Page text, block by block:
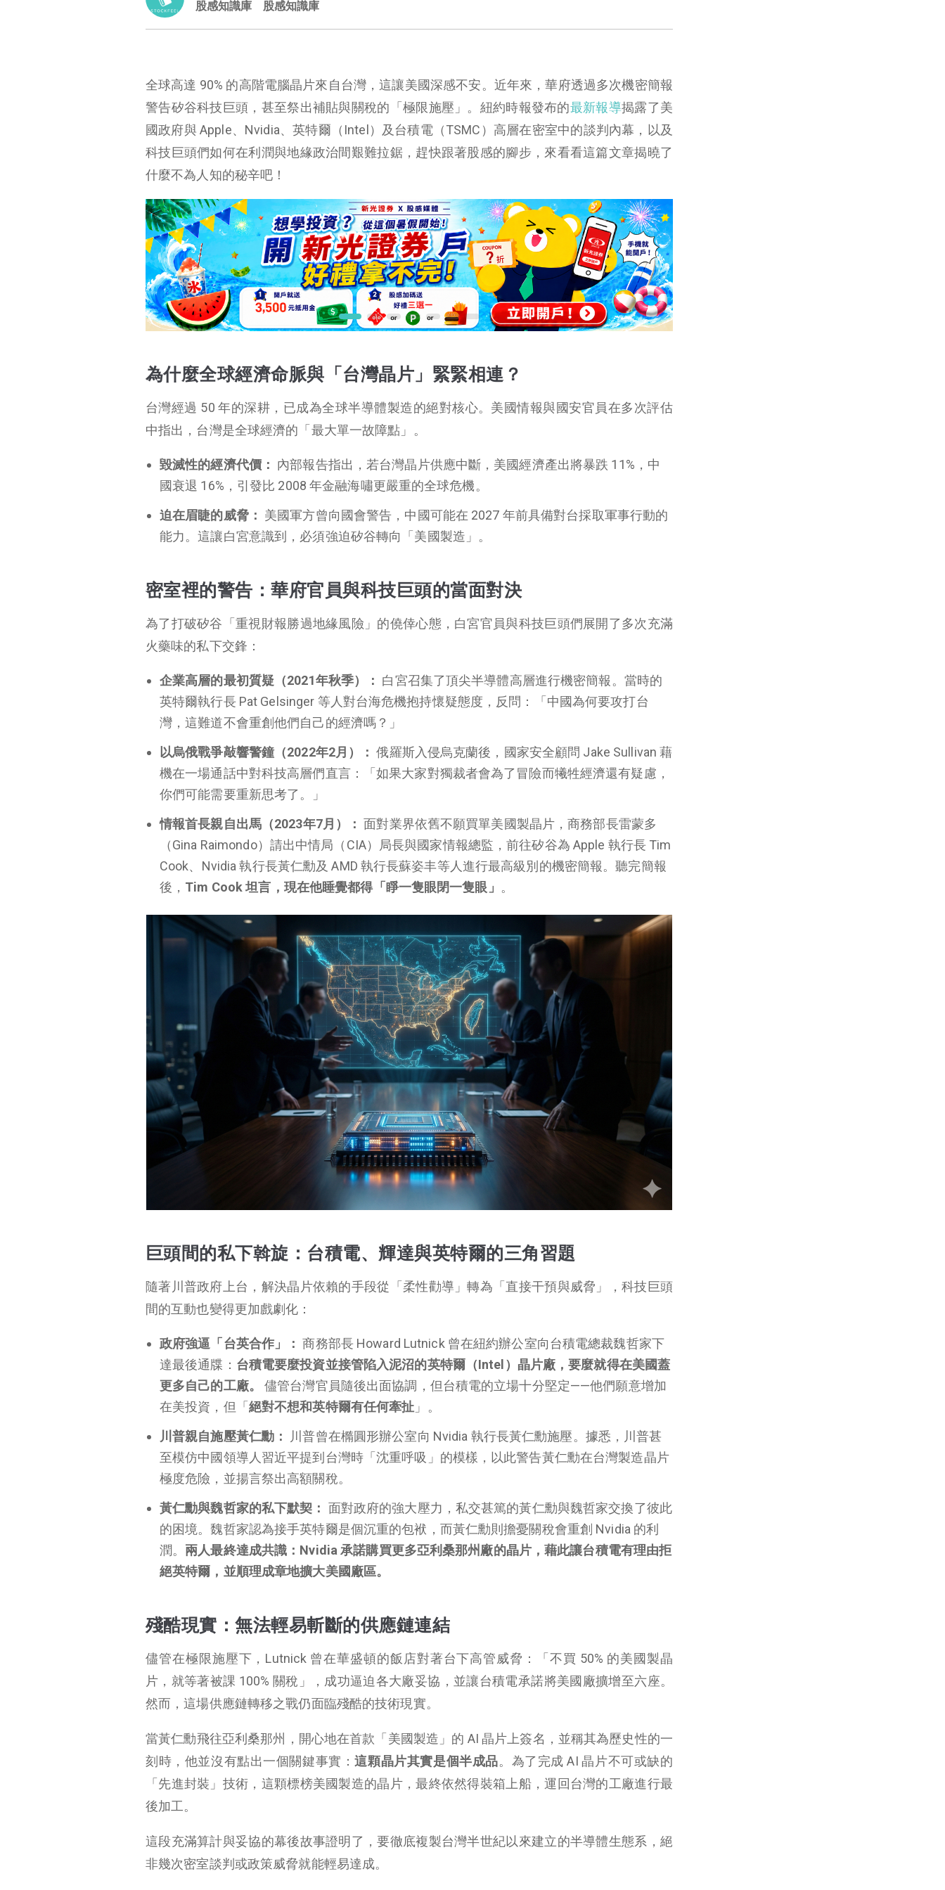
股感知識庫 股感知識庫
全球高達 90% 的高階電腦晶片來自台灣，這讓美國深感不安。近年來，華府透過多次機密簡報
警告矽谷科技巨頭，甚至祭出補貼與關稅的「極限施壓」。紐約時報發布的最新報導揭露了美
國政府與 Apple、Nvidia、英特爾（Intel）及台積電（TSMC）高層在密室中的談判內幕，以及
科技巨頭們如何在利潤與地緣政治間艱難拉鋸，趕快跟著股感的腳步，來看看這篇文章揭曉了
什麼不為人知的秘辛吧！
為什麼全球經濟命脈與「台灣晶片」緊緊相連？
台灣經過 50 年的深耕，已成為全球半導體製造的絕對核心。美國情報與國安官員在多次評估
中指出，台灣是全球經濟的「最大單一故障點」。
毀滅性的經濟代價： 內部報告指出，若台灣晶片供應中斷，美國經濟產出將暴跌 11%，中
國衰退 16%，引發比 2008 年金融海嘯更嚴重的全球危機。
迫在眉睫的威脅： 美國軍方曾向國會警告，中國可能在 2027 年前具備對台採取軍事行動的
能力。這讓白宮意識到，必須強迫矽谷轉向「美國製造」。
密室裡的警告：華府官員與科技巨頭的當面對決
為了打破矽谷「重視財報勝過地緣風險」的僥倖心態，白宮官員與科技巨頭們展開了多次充滿
火藥味的私下交鋒：
企業高層的最初質疑（2021年秋季）： 白宮召集了頂尖半導體高層進行機密簡報。當時的
英特爾執行長 Pat Gelsinger 等人對台海危機抱持懷疑態度，反問：「中國為何要攻打台
灣，這難道不會重創他們自己的經濟嗎？」
以烏俄戰爭敲響警鐘（2022年2月）： 俄羅斯入侵烏克蘭後，國家安全顧問 Jake Sullivan 藉
機在一場通話中對科技高層們直言：「如果大家對獨裁者會為了冒險而犧牲經濟還有疑慮，
你們可能需要重新思考了。」
情報首長親自出馬（2023年7月）： 面對業界依舊不願買單美國製晶片，商務部長雷蒙多
（Gina Raimondo）請出中情局（CIA）局長與國家情報總監，前往矽谷為 Apple 執行長 Tim
Cook、Nvidia 執行長黃仁勳及 AMD 執行長蘇姿丰等人進行最高級別的機密簡報。聽完簡報
後， Tim Cook 坦言，現在他睡覺都得「睜一隻眼閉一隻眼」 。
巨頭間的私下斡旋：台積電、輝達與英特爾的三角習題
隨著川普政府上台，解決晶片依賴的手段從「柔性勸導」轉為「直接干預與威脅」，科技巨頭
間的互動也變得更加戲劇化：
政府強逼「台英合作」： 商務部長 Howard Lutnick 曾在紐約辦公室向台積電總裁魏哲家下
達最後通牒： 台積電要麼投資並接管陷入泥沼的英特爾（Intel）晶片廠，要麼就得在美國蓋
更多自己的工廠。
儘管台灣官員隨後出面協調，但台積電的立場十分堅定——他們願意增加
在美投資，但「絕對不想和英特爾有任何牽扯 」。
川普親自施壓黃仁勳：
川普曾在橢圓形辦公室向 Nvidia 執行長黃仁勳施壓。據悉，川普甚
至模仿中國領導人習近平提到台灣時「沈重呼吸」的模樣，以此警告黃仁勳在台灣製造晶片
極度危險，並揚言祭出高額關稅。
黃仁勳與魏哲家的私下默契： 面對政府的強大壓力，私交甚篤的黃仁勳與魏哲家交換了彼此
的困境。魏哲家認為接手英特爾是個沉重的包袱，而黃仁勳則擔憂關稅會重創 Nvidia 的利
潤。 兩人最終達成共識：Nvidia 承諾購買更多亞利桑那州廠的晶片，藉此讓台積電有理由拒
絕英特爾，並順理成章地擴大美國廠區。
殘酷現實：無法輕易斬斷的供應鏈連結
儘管在極限施壓下，Lutnick 曾在華盛頓的飯店對著台下高管威脅：「不買 50% 的美國製晶
片，就等著被課 100% 關稅」，成功逼迫各大廠妥協，並讓台積電承諾將美國廠擴增至六座。
然而，這場供應鏈轉移之戰仍面臨殘酷的技術現實。
當黃仁勳飛往亞利桑那州，開心地在首款「美國製造」的 AI 晶片上簽名，並稱其為歷史性的一
刻時，他並沒有點出一個關鍵事實：這顆晶片其實是個半成品。為了完成 AI 晶片不可或缺的
「先進封裝」技術，這顆標榜美國製造的晶片，最終依然得裝箱上船，運回台灣的工廠進行最
後加工。
這段充滿算計與妥協的幕後故事證明了，要徹底複製台灣半世紀以來建立的半導體生態系，絕
非幾次密室談判或政策威脅就能輕易達成。